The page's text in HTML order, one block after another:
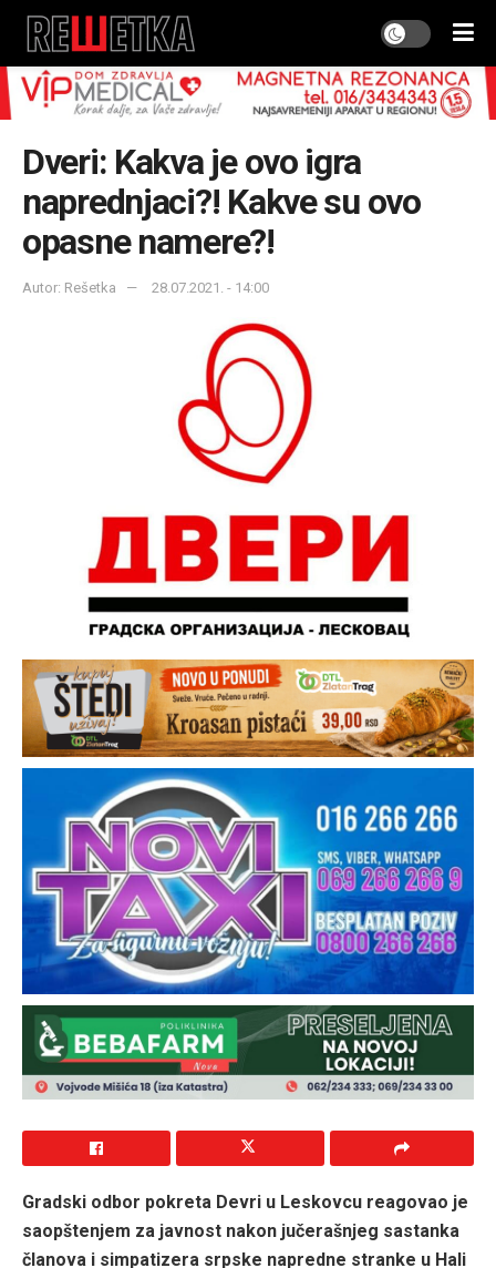
Dveri: Kakva je ovo igra
naprednjaci?! Kakve su ovo
opasne namere?!
Autor: Rešetka 28.07.2021. - 14:00
Gradski odbor pokreta Devri u Leskovcu reagovao je
saopštenjem za javnost nakon jučerašnjeg sastanka
članova i simpatizera srpske napredne stranke u Hali